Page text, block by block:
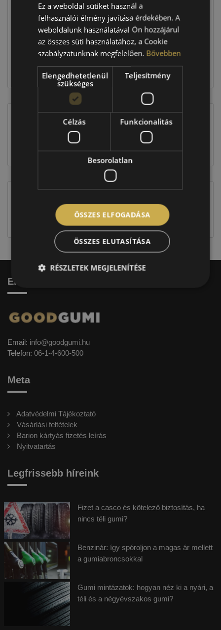
Raktáron:
351 160 Ft
Kosárba
EU-s abroncscímke
jellegűek. Előfordulhat, hogy még a korábbi EU-s
címkével ellátott abroncs kerül kiszállításra.
Elérhetőség
Email: info@goodgumi.hu
Telefon: 06-1-4-600-500
Meta
Adatvédelmi Tájékoztató
Vásárlási feltételek
Barion kártyás fizetés leírás
Nyitvatartás
Legfrissebb híreink
Fizet a casco és kötelező biztosítás, ha
nincs téli gumi?
Benzinár: így spóroljon a magas ár mellett
a gumiabroncsokkal
Gumi mintázatok: hogyan néz ki a nyári, a
téli és a négyévszakos gumi?
Ez a weboldal sütiket használ a
felhasználói élmény javítása érdekében. A
weboldalunk használatával Ön hozzájárul
az összes süti használatához, a Cookie
szabályzatunknak megfelelően. Bővebben
Elengedhetetlenül
szükséges
Teljesítmény
Célzás Funkcionalitás
Besorolatlan
ÖSSZES ELFOGADÁSA
ÖSSZES ELUTASÍTÁSA
RÉSZLETEK MEGJELENÍTÉSE